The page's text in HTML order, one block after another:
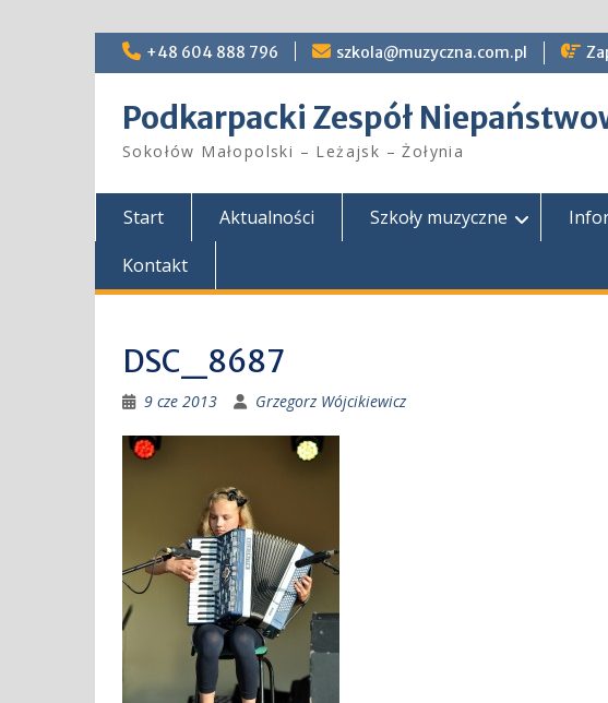
Skip
+48 604 888 796 szkola@muzyczna.com.pl
Podkarpacki Zespół
Sokołów Małopolski – Leżajsk – Żołynia
Start Aktualności Szkoły muzyczne
Kontakt
DSC_8687
9 cze 2013 Grzegorz Wójcikiewicz